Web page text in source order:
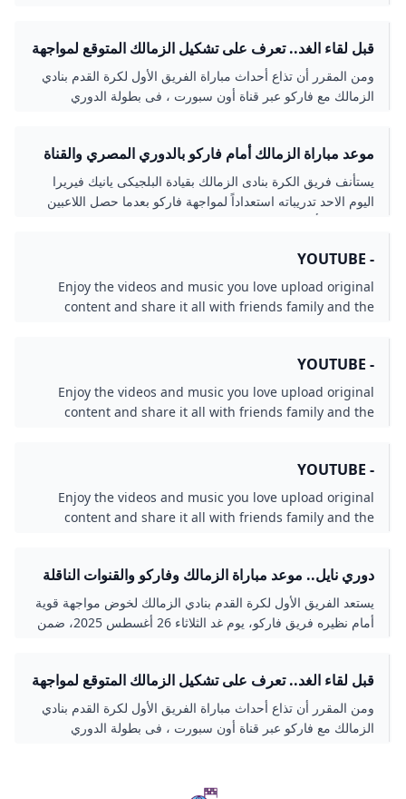
قبل لقاء الغد.. تعرف على تشكيل الزمالك المتوقع لمواجهة
فاركو فى بطولة الدوري
ومن المقرر أن تذاع أحداث مباراة الفريق الأول لكرة القدم بنادي
الزمالك مع فاركو عبر قناة أون سبورت ، فى بطولة الدوري
موعد مباراة الزمالك أمام فاركو بالدوري المصري والقناة
الناقلة - اليوم السابع
يستأنف فريق الكرة بنادى الزمالك بقيادة البلجيكى يانيك فيريرا
اليوم الاحد تدريباته استعداداً لمواجهة فاركو بعدما حصل اللاعبين
على راحة أمس السبت من التدريبات بعد الفوز على مودرن
- YOUTUBE
Enjoy the videos and music you love upload original
content and share it all with friends family and the
- YOUTUBE
Enjoy the videos and music you love upload original
content and share it all with friends family and the
- YOUTUBE
Enjoy the videos and music you love upload original
content and share it all with friends family and the
دوري نايل.. موعد مباراة الزمالك وفاركو والقنوات الناقلة
يستعد الفريق الأول لكرة القدم بنادي الزمالك لخوض مواجهة قوية
أمام نظيره فريق فاركو، يوم غد الثلاثاء 26 أغسطس 2025، ضمن
قبل لقاء الغد.. تعرف على تشكيل الزمالك المتوقع لمواجهة
فاركو فى بطولة الدوري
ومن المقرر أن تذاع أحداث مباراة الفريق الأول لكرة القدم بنادي
الزمالك مع فاركو عبر قناة أون سبورت ، فى بطولة الدوري